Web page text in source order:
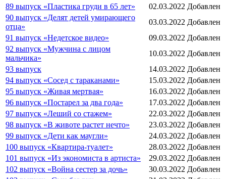
89 выпуск «Пластика груди в 65 лет»
02.03.2022 Добавлен
90 выпуск «Делят детей умирающего
отца»
03.03.2022 Добавлен
91 выпуск «Недетское видео»
09.03.2022 Добавлен
92 выпуск «Мужчина с лицом
мальчика»
10.03.2022 Добавлен
93 выпуск
14.03.2022 Добавлен
94 выпуск «Сосед с тараканами»
15.03.2022 Добавлен
95 выпуск «Живая мертвая»
16.03.2022 Добавлен
96 выпуск «Постарел за два года»
17.03.2022 Добавлен
97 выпуск «Леший со стажем»
22.03.2022 Добавлен
98 выпуск «В животе растет нечто»
23.03.2022 Добавлен
99 выпуск «Дети как маугли»
24.03.2022 Добавлен
100 выпуск «Квартира-туалет»
28.03.2022 Добавлен
101 выпуск «Из экономиста в артиста»
29.03.2022 Добавлен
102 выпуск «Война сестер за дочь»
30.03.2022 Добавлен